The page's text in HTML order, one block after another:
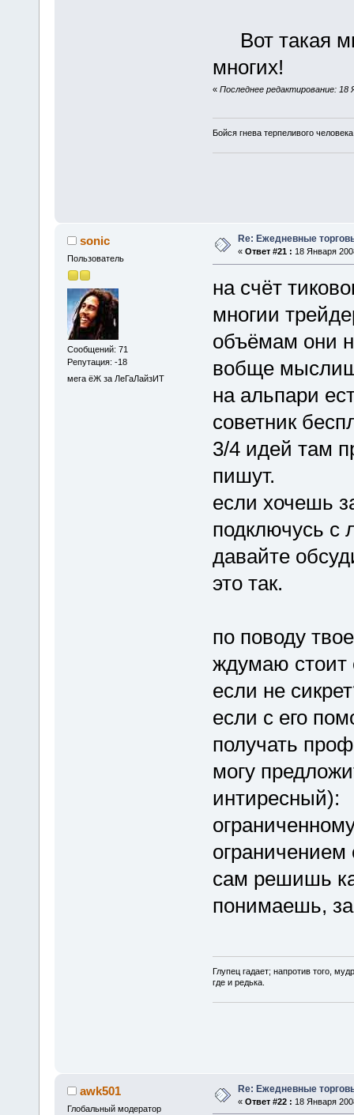
Вот такая
многих!
« Последнее редактирование: 18
Бойся гнева терпеливого
sonic
Пользователь
Сообщений: 71
Репутация: -18
мега ёЖ за ЛеГаЛайзИТ
Re: Ежедневные
« Ответ #21 : 18 Января
на счёт
многии
объёмам они
вобще
на альпари
советник
3/4 идей там
пишут.
если хочешь
подключусь с
давайте
это так.
по поводу
ждумаю стоит
если не
если с его
получать
могу
интиресный):
сам решишь
понимаешь,
Глупец гадает; нaпротив того,
где и редька.
awk501
Глобальный модератор
Re: Ежедневные
« Ответ #22 : 18 Января